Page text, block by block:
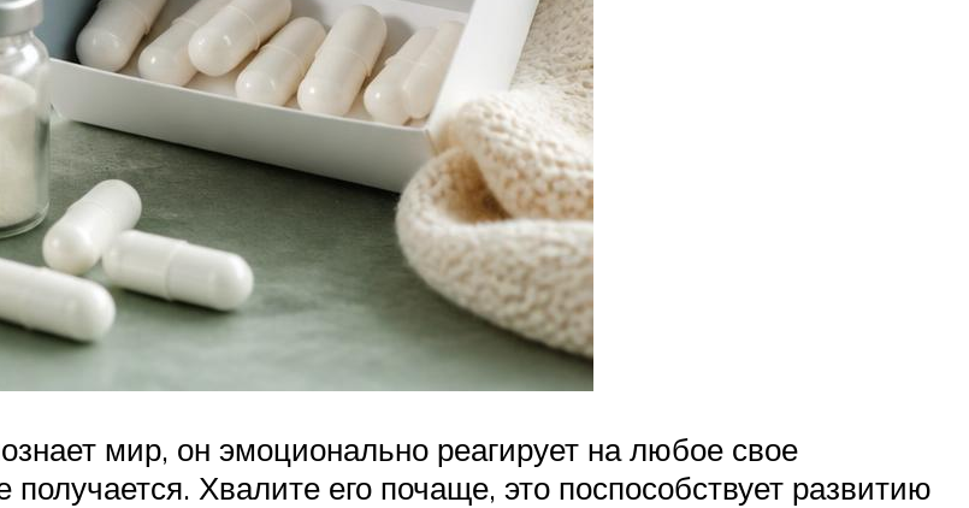
мир, он эмоционально реагирует на любое свое
Хвалите его почаще, это поспособствует развитию